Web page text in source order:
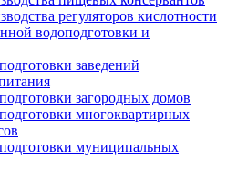
регуляторов кислотности
водоподготовки и
заведений
загородных домов
многоквартирных
муниципальных